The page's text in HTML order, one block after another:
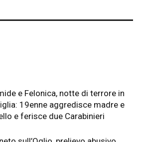
e Felonica, notte di terrore in
19enne aggredisce madre e
e ferisce due Carabinieri